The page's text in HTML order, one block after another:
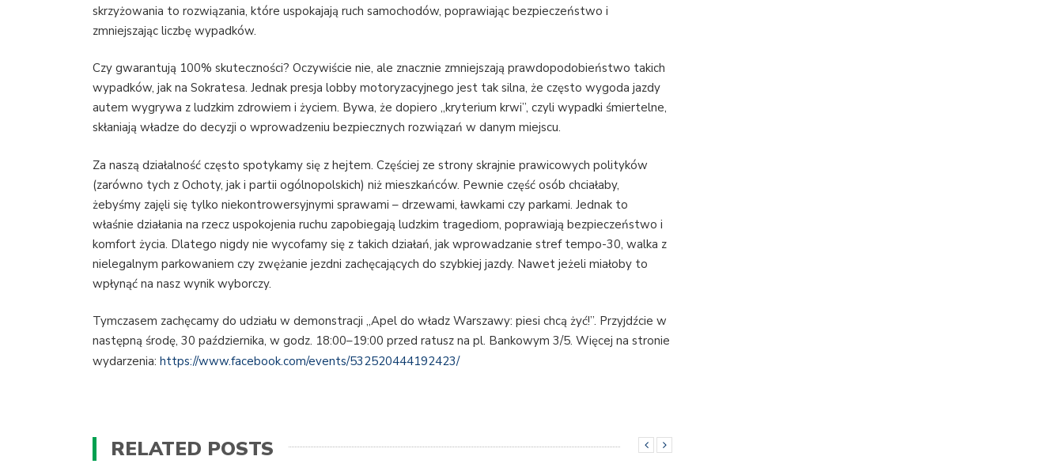
skrzyżowania to rozwiązania, które uspokajają ruch samochodów, poprawiając bezpieczeństwo i
zmniejszając liczbę wypadków.
Czy gwarantują 100% skuteczności? Oczywiście nie, ale znacznie zmniejszają prawdopodobieństwo takich
wypadków, jak na Sokratesa. Jednak presja lobby motoryzacyjnego jest tak silna, że często wygoda jazdy
autem wygrywa z ludzkim zdrowiem i życiem. Bywa, że dopiero „kryterium krwi”, czyli wypadki śmiertelne,
skłaniają władze do decyzji o wprowadzeniu bezpiecznych rozwiązań w danym miejscu.
Za naszą działalność często spotykamy się z hejtem. Częściej ze strony skrajnie prawicowych polityków
(zarówno tych z Ochoty, jak i partii ogólnopolskich) niż mieszkańców. Pewnie część osób chciałaby,
żebyśmy zajęli się tylko niekontrowersyjnymi sprawami – drzewami, ławkami czy parkami. Jednak to
właśnie działania na rzecz uspokojenia ruchu zapobiegają ludzkim tragediom, poprawiają bezpieczeństwo i
komfort życia. Dlatego nigdy nie wycofamy się z takich działań, jak wprowadzanie stref tempo-30, walka z
nielegalnym parkowaniem czy zwężanie jezdni zachęcających do szybkiej jazdy. Nawet jeżeli miałoby to
wpłynąć na nasz wynik wyborczy.
Tymczasem zachęcamy do udziału w demonstracji „Apel do władz Warszawy: piesi chcą żyć!”. Przyjdźcie w
następną środę, 30 października, w godz. 18:00–19:00 przed ratusz na pl. Bankowym 3/5. Więcej na stronie
wydarzenia: https://www.facebook.com/events/532520444192423/
RELATED POSTS